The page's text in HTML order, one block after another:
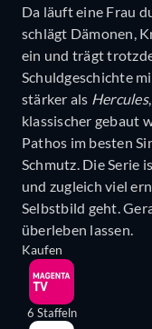
Da läuft eine Frau
schlägt Dämonen,
ein und trägt
Schuldgeschichte
stärker als Hercules
klassischer gebaut
Pathos im besten
Schmutz. Die Serie
und zugleich viel
Selbstbild geht.
überleben lassen.
Kaufen
6 Staffeln